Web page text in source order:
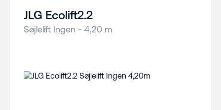
JLG Ecolift2.2
Søjlelift Ingen - 4,20 m